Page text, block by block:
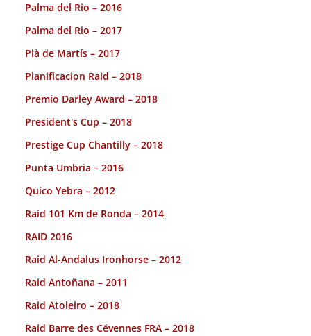
Palma del Rio – 2016
Palma del Rio – 2017
Plà de Martís – 2017
Planificacion Raid – 2018
Premio Darley Award – 2018
President's Cup – 2018
Prestige Cup Chantilly – 2018
Punta Umbria – 2016
Quico Yebra – 2012
Raid 101 Km de Ronda – 2014
RAID 2016
Raid Al-Andalus Ironhorse – 2012
Raid Antoñana – 2011
Raid Atoleiro – 2018
Raid Barre des Cévennes FRA – 2018